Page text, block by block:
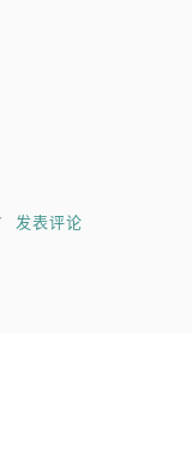
发表评论